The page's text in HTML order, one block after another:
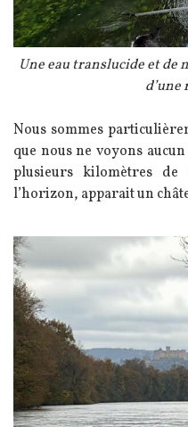
Légende
Une eau translucide et de
d’une
Texte
Nous sommes
que nous ne voyons
plusieurs kilomètres
l’horizon, apparait un
Image